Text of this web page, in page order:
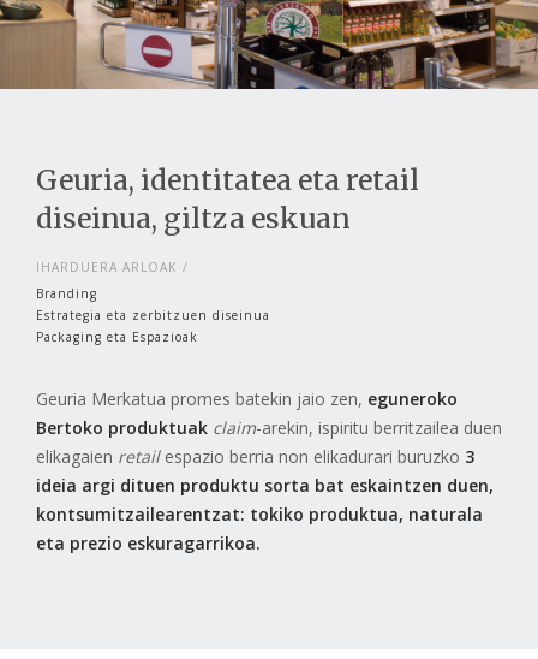
Geuria, identitatea eta retail
diseinua, giltza eskuan
IHARDUERA ARLOAK
Branding
Estrategia eta zerbitzuen diseinua
Packaging eta Espazioak
Geuria Merkatua promes batekin jaio zen, eguneroko
Bertoko produktuak claim-arekin, ispiritu berritzailea duen
elikagaien retail espazio berria non elikadurari buruzko 3
ideia argi dituen produktu sorta bat eskaintzen duen,
kontsumitzailearentzat: tokiko produktua, naturala
eta prezio eskuragarrikoa.